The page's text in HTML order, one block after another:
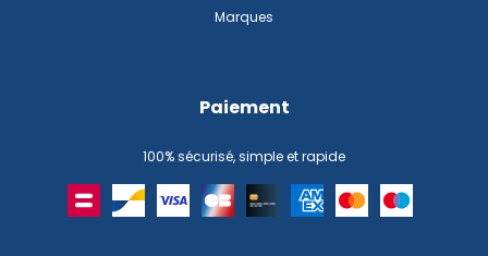
Marques
Paiement
100% sécurisé, simple et rapide